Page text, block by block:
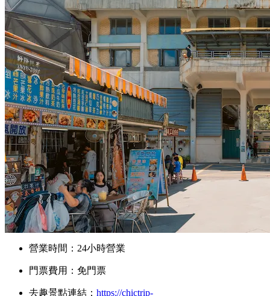
營業時間：24小時營業
門票費用：免門票
去趣景點連結： https://chictrip-